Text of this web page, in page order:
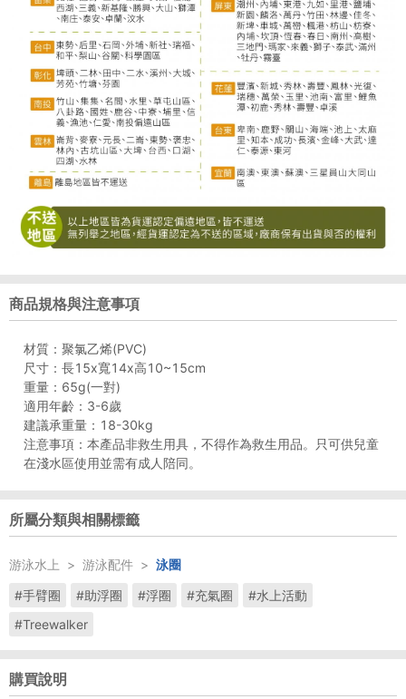
商品規格與注意事項
材質：聚氯乙烯(PVC)
尺寸：長15x寬14x高10~15cm
重量：65g(一對)
適用年齡：3-6歲
建議承重量：18-30kg
注意事項：本產品非救生用具，不得作為救生用品。只可供兒童
在淺水區使用並需有成人陪同。
所屬分類與相關標籤
游泳水上 > 游泳配件 > 泳圈
#手臂圈
#助浮圈 #浮圈 #充氣圈
#水上活動
#Treewalker
購買說明